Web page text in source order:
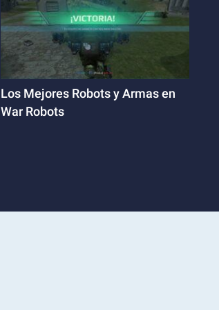
Los Mejores Robots y Armas en
War Robots